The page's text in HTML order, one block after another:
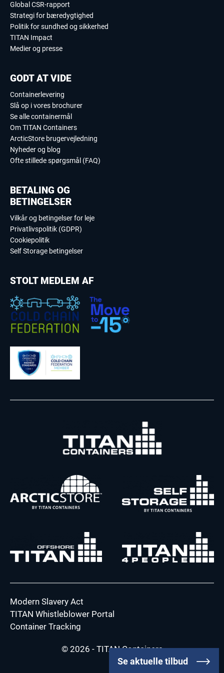
Se aktuelle tilbud
Global CSR-rapport
Strategi for bæredygtighed
Politik for sundhed og sikkerhed
TITAN Impact
Medier og presse
GODT AT VIDE
Containerlevering
Slå op i vores brochurer
Se alle containermål
Om TITAN Containers
ArcticStore brugervejledning
Nyheder og blog
Ofte stillede spørgsmål (FAQ)
BETALING OG
BETINGELSER
Vilkår og betingelser for leje
Privatlivspolitik (GDPR)
Cookiepolitik
Self Storage betingelser
STOLT MEDLEM AF
Modern Slavery Act
TITAN Whistleblower Portal
Container Tracking
© 2026 - TITAN Containers